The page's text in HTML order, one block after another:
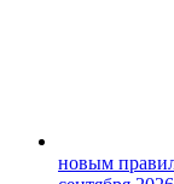
новым